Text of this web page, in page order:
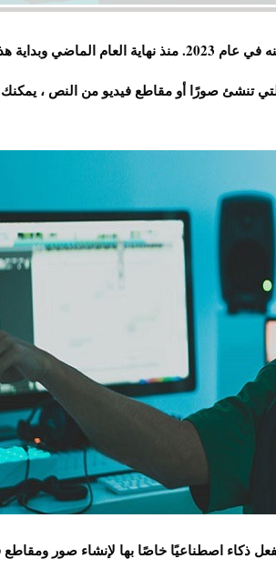
سيعطي الذكاء الاصطناعي الكثير لنتحدث عنه في عام 2023. منذ نهاية
تنشئ صورًا أو مقاطع فيديو من النص ،
ذكاء اصطناعيًا خاصًا بها لإنشاء صور